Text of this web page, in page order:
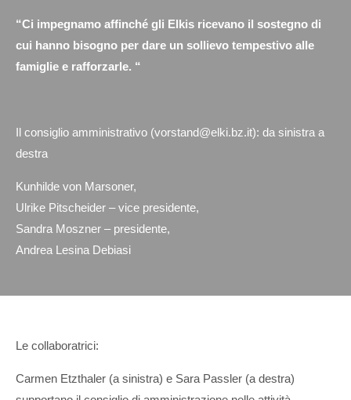
“Ci impegnamo affinché gli Elkis ricevano il sostegno di
cui hanno bisogno per dare un sollievo tempestivo alle
famiglie e rafforzarle. “
Il consiglio amministrativo (vorstand@elki.bz.it): da sinistra a
destra
Kunhilde von Marsoner,
Ulrike Pitscheider – vice presidente,
Sandra Moszner – presidente,
Andrea Lesina Debiasi
Le collaboratrici:
Carmen Etzthaler (a sinistra) e Sara Passler (a destra)